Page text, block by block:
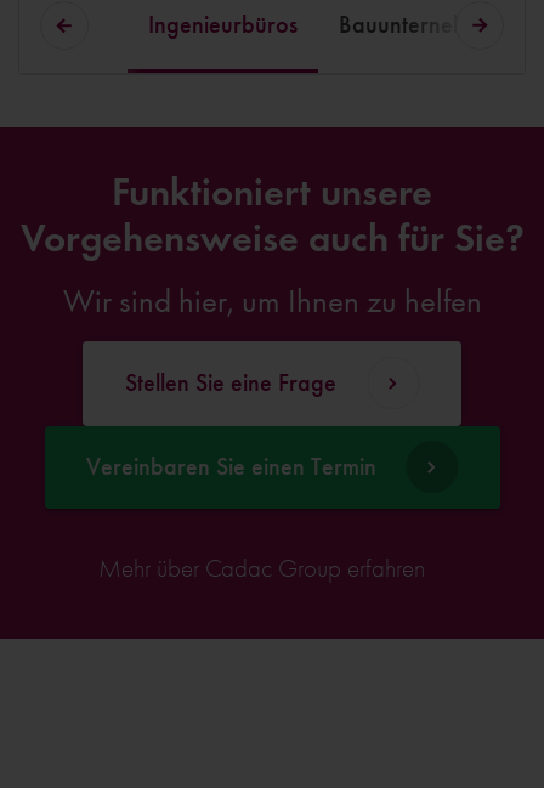
Ingenieurbüros Bauunternehmer
Funktioniert unsere
Vorgehensweise auch für Sie?
Wir sind hier, um Ihnen zu helfen
Stellen Sie eine Frage
Vereinbaren Sie einen Termin
Mehr über Cadac Group erfahren